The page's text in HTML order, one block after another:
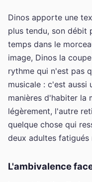
Dinos apporte une
plus tendu, son débit
temps dans le
image, Dinos la
rythme qui n'est pas
musicale : c'est aussi
manières d'habiter la
légèrement, l'autre
quelque chose qui
deux adultes fatigués
L'ambivalence